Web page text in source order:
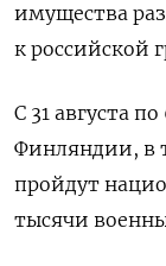
имущества
к российской
С 31 августа
Финляндии, в
пройдут
тысячи